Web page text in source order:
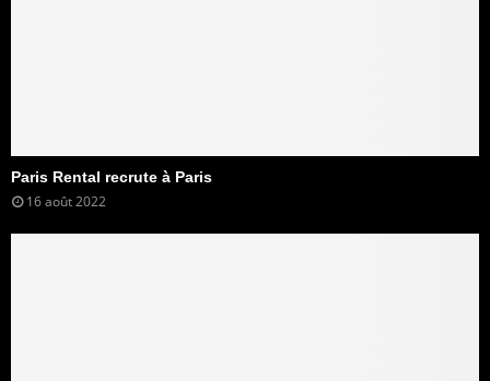
Paris Rental recrute à Paris
16 août 2022